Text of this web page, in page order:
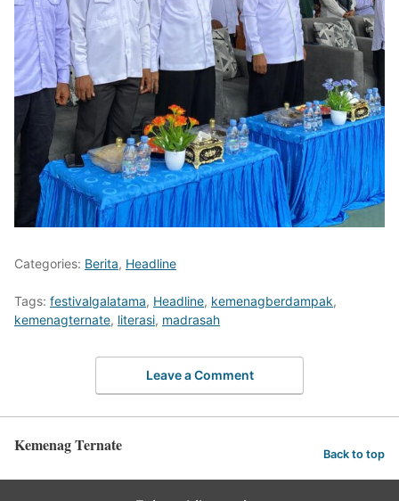
Categories: Berita, Headline
Tags: festivalgalatama, Headline, kemenagberdampak,
kemenagternate, literasi, madrasah
Leave a Comment
Kemenag Ternate Back to top